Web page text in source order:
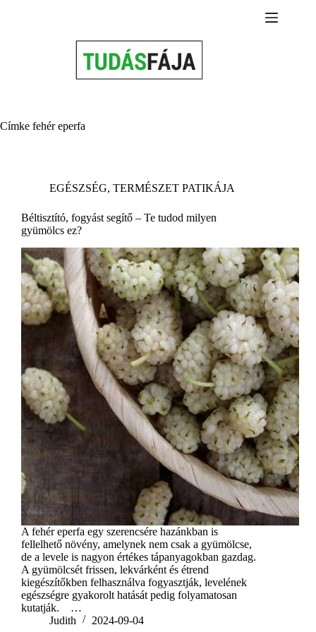
Címke fehér eperfa
EGÉSZSÉG, TERMÉSZET PATIKÁJA
Béltisztító, fogyást segítő – Te tudod milyen
gyümölcs ez?
A fehér eperfa egy szerencsére hazánkban is
fellelhető növény, amelynek nem csak a gyümölcse,
de a levele is nagyon értékes tápanyagokban gazdag.
A gyümölcsét frissen, lekvárként és étrend
kiegészítőkben felhasználva fogyasztják, levelének
egészségre gyakorolt hatását pedig folyamatosan
kutatják. …
Judith
2024-09-04